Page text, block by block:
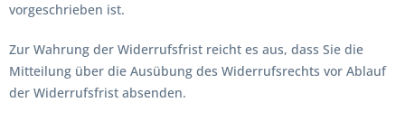
vorgeschrieben ist.
Zur Wahrung der Widerrufsfrist reicht es aus, dass Sie die
Mitteilung über die Ausübung des Widerrufsrechts vor Ablauf
der Widerrufsfrist absenden.